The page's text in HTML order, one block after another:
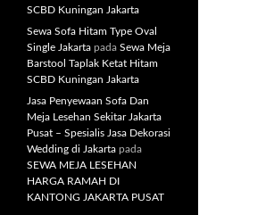
SCBD Kuningan Jakarta
Sewa Sofa Hitam Type Oval
Single Jakarta pada Sewa Meja
Barstool Taplak Ketat Hitam
SCBD Kuningan Jakarta
Jasa Penyewaan Sofa Dan
Meja Lesehan Sekitar Jakarta
Pusat – Spesialis Jasa Dekorasi
Wedding di Jakarta pada
SEWA MEJA LESEHAN
HARGA RAMAH DI
KANTONG JAKARTA PUSAT